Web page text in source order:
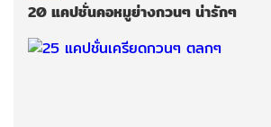
20 แคปชั่นคอหมูย่างกวนๆ น่ารักๆ